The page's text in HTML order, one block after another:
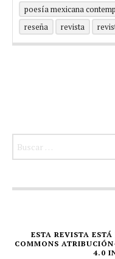
poesía mexicana
reseña
revista
ESTA REVISTA
COMMONS
4.0